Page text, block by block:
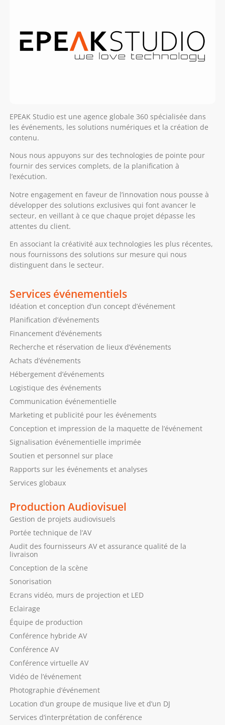
EPEAK Studio est une agence globale 360 spécialisée dans
les événements, les solutions numériques et la création de
contenu.
Nous nous appuyons sur des technologies de pointe pour
fournir des services complets, de la planification à
l’exécution.
Notre engagement en faveur de l’innovation nous pousse à
développer des solutions exclusives qui font avancer le
secteur, en veillant à ce que chaque projet dépasse les
attentes du client.
En associant la créativité aux technologies les plus récentes,
nous fournissons des solutions sur mesure qui nous
distinguent dans le secteur.
Services événementiels
Idéation et conception d’un concept d’événement
Planification d’événements
Financement d’événements
Recherche et réservation de lieux d’événements
Achats d’événements
Hébergement d’événements
Logistique des événements
Communication événementielle
Marketing et publicité pour les événements
Conception et impression de la maquette de l’événement
Signalisation événementielle imprimée
Soutien et personnel sur place
Rapports sur les événements et analyses
Services globaux
Production Audiovisuel
Gestion de projets audiovisuels
Portée technique de l’AV
Audit des fournisseurs AV et assurance qualité de la
livraison
Conception de la scène
Sonorisation
Ecrans vidéo, murs de projection et LED
Eclairage
Équipe de production
Conférence hybride AV
Conférence AV
Conférence virtuelle AV
Vidéo de l’événement
Photographie d’événement
Location d’un groupe de musique live et d’un DJ
Services d’interprétation de conférence